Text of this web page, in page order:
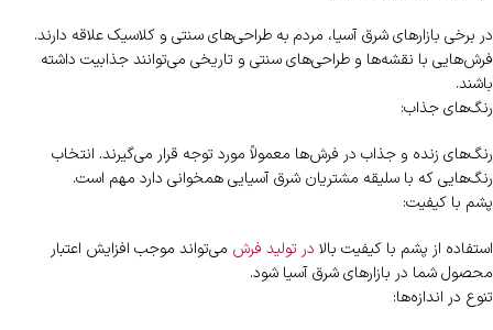
در برخی بازارهای شرق آسیا، مردم به طراحی‌های سنتی و کلاسیک علاقه دارند.
فرش‌هایی با نقشه‌ها و طراحی‌های سنتی و تاریخی می‌توانند جذابیت داشته
باشند.
رنگ‌های جذاب:
رنگ‌های زنده و جذاب در فرش‌ها معمولاً مورد توجه قرار می‌گیرند. انتخاب
رنگ‌هایی که با سلیقه مشتریان شرق آسیایی همخوانی دارد مهم است.
پشم با کیفیت:
استفاده از پشم با کیفیت بالا در تولید فرش می‌تواند موجب افزایش اعتبار
محصول شما در بازارهای شرق آسیا شود.
تنوع در اندازه‌ها: